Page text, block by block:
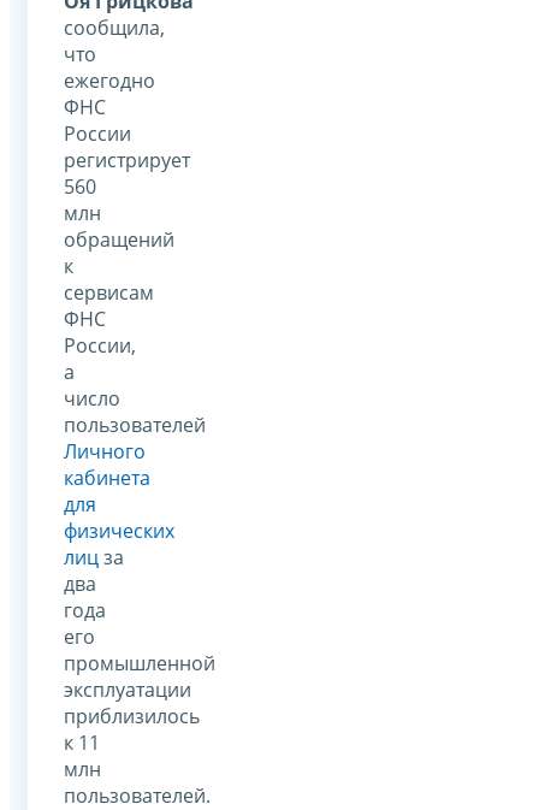
сообщила,
что
ежегодно
ФНС
России
регистрирует
560
млн
обращений
к
сервисам
ФНС
России,
а
число
пользователей
Личного
кабинета
для
физических
лицза
два
года
его
промышленной
эксплуатации
приблизилось
к 11
млн
пользователей.